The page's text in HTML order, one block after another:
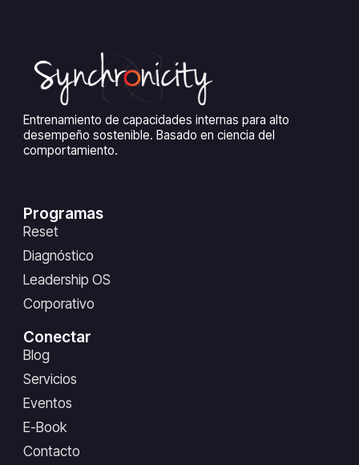
Entrenamiento de capacidades internas para alto
desempeño sostenible. Basado en ciencia del
comportamiento.
Programas
Reset
Diagnóstico
Leadership OS
Corporativo
Conectar
Blog
Servicios
Eventos
E-Book
Contacto